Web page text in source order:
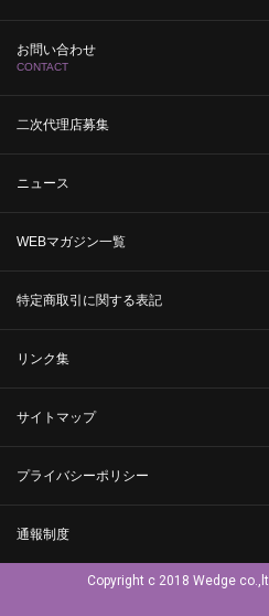
お問い合わせ
CONTACT
二次代理店募集
ニュース
WEBマガジン一覧
特定商取引に関する表記
リンク集
サイトマップ
プライバシーポリシー
通報制度
Copyright c 2018 Wedge